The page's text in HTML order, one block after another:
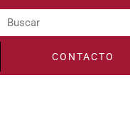
CONTACTO